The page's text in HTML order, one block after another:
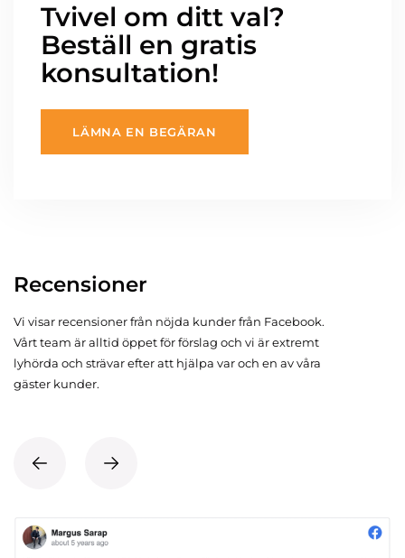
Tvivel om ditt val?
Beställ en gratis
konsultation!
LÄMNA EN BEGÄRAN
Recensioner
Vi visar recensioner från nöjda kunder från Facebook.
Vårt team är alltid öppet för förslag och vi är extremt
lyhörda och strävar efter att hjälpa var och en av våra
gäster kunder.